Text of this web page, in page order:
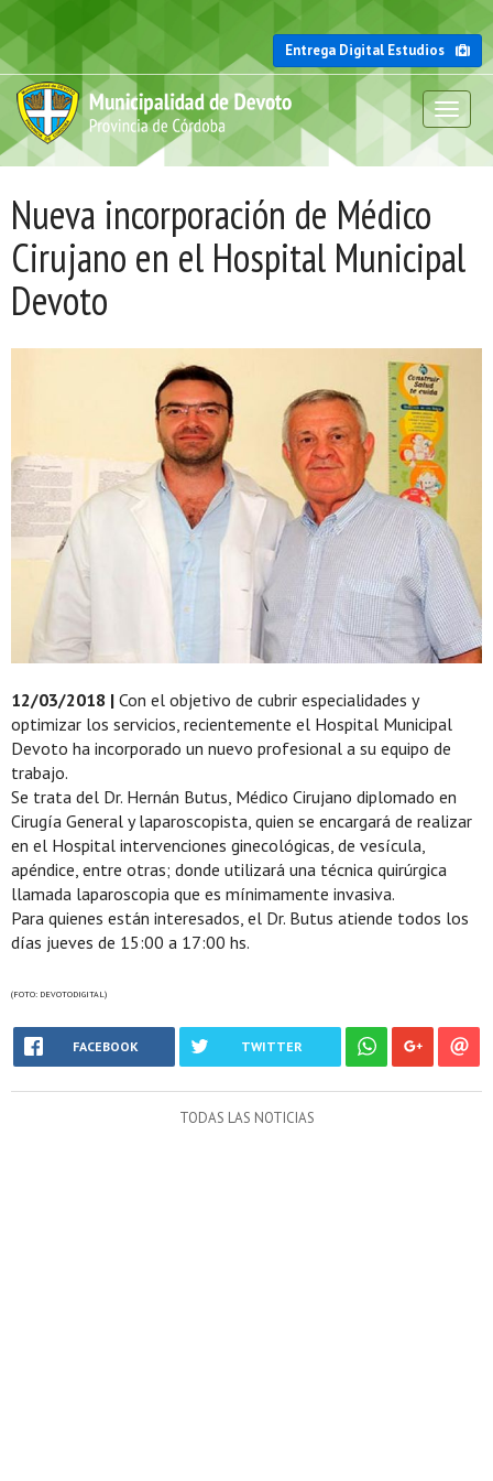
Entrega Digital Estudios
Nueva incorporación de Médico
Cirujano en el Hospital Municipal
Devoto
12/03/2018 | Con el objetivo de cubrir especialidades y
optimizar los servicios, recientemente el Hospital Municipal
Devoto ha incorporado un nuevo profesional a su equipo de
trabajo.
Se trata del Dr. Hernán Butus, Médico Cirujano diplomado en
Cirugía General y laparoscopista, quien se encargará de realizar
en el Hospital intervenciones ginecológicas, de vesícula,
apéndice, entre otras; donde utilizará una técnica quirúrgica
llamada laparoscopia que es mínimamente invasiva.
Para quienes están interesados, el Dr. Butus atiende todos los
días jueves de 15:00 a 17:00 hs.
(FOTO: DEVOTODIGITAL)
FACEBOOK TWITTER
TODAS LAS NOTICIAS